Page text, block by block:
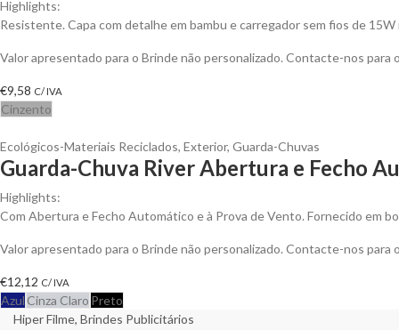
Highlights:
Resistente. Capa com detalhe em bambu e carregador sem fios de
Valor apresentado para o Brinde não personalizado. Contacte-nos
€9,58 C/ IVA
Cinzento
Ecológicos-Materiais Reciclados, Exterior, Guarda-Chuvas
Guarda-Chuva River Abertura e Fecho
Highlights:
Com Abertura e Fecho Automático e à Prova de Vento. Fornecido em
Valor apresentado para o Brinde não personalizado. Contacte-nos
€12,12 C/ IVA
Azul Cinza Claro Preto
Hiper Filme, Brindes Publicitários